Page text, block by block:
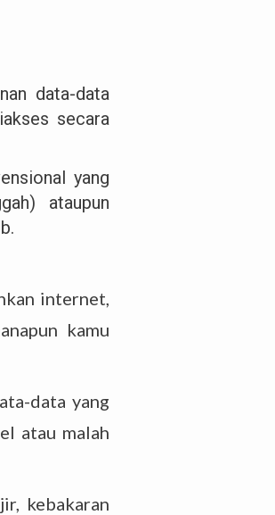
data-data
secara
yang
ataupun
internet,
kamu
data yang
atau malah
kebakaran